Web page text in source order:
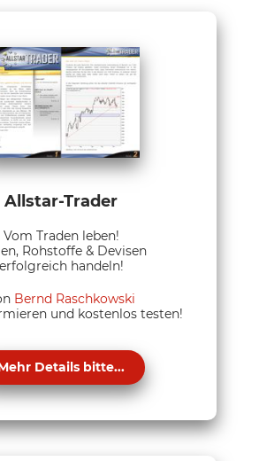
Allstar-Trader
Vom Traden leben!
Rohstoffe & Devisen
erfolgreich handeln!
Bernd Raschkowski
und kostenlos testen!
Details bitte...